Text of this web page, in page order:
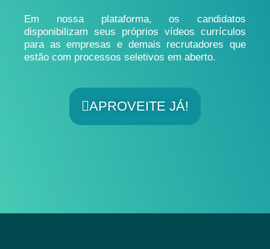
Em nossa plataforma, os candidatos
disponibilizam seus próprios vídeos currículos
para as empresas e demais recrutadores que
estão com processos seletivos em aberto.
APROVEITE JÁ!